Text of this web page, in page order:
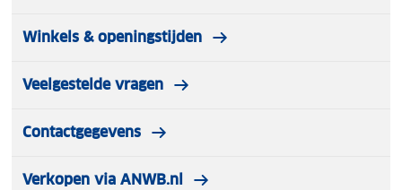
Winkels & openingstijden
Veelgestelde vragen
Contactgegevens
Verkopen via ANWB.nl